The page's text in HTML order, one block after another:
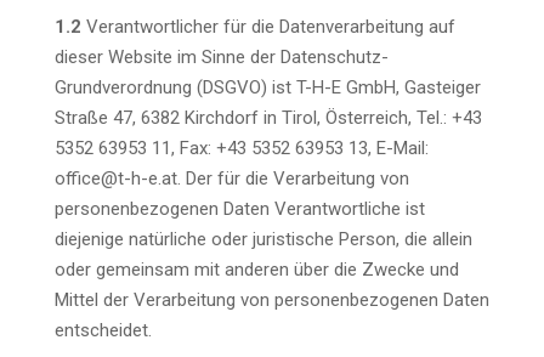
1.2 Verantwortlicher für die Datenverarbeitung auf
dieser Website im Sinne der Datenschutz-
Grundverordnung (DSGVO) ist T-H-E GmbH, Gasteiger
Straße 47, 6382 Kirchdorf in Tirol, Österreich, Tel.: +43
5352 63953 11, Fax: +43 5352 63953 13, E-Mail:
office@t-h-e.at. Der für die Verarbeitung von
personenbezogenen Daten Verantwortliche ist
diejenige natürliche oder juristische Person, die allein
oder gemeinsam mit anderen über die Zwecke und
Mittel der Verarbeitung von personenbezogenen Daten
entscheidet.